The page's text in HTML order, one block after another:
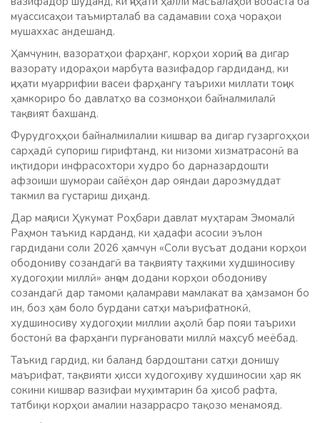
муассисаҳои таъмирталаб ва садамавии соҳа чораҳои
мушаххас андешанд.
Ҳамчунин, вазоратҳои фарҳанг, корҳои хориҷӣ ва дигар
вазорату идораҳои марбута вазифадор гардиданд, ки
ҷиҳати муаррифии васеи фарҳангу таърихи миллати тоҷик
ҳамкориро бо давлатҳо ва созмонҳои байналмилалӣ
тақвият бахшанд.
Фурудгоҳҳои байналмилалии кишвар ва дигар гузаргоҳҳои
сарҳадӣ супориш гирифтанд, ки низоми хизматрасонӣ ва
иқтидори инфрасохтори худро бо дарназардошти
афзоиши шумораи сайёҳон дар ояндаи дарозмуддат
такмил ва густариш диҳанд.
Дар маҷлиси Ҳукумат Роҳбари давлат муҳтарам Эмомалӣ
Раҳмон таъкид карданд, ки ҳадафи асосии эълон
гардидани соли 2026 ҳамчун «Соли вусъат додани корҳои
ободониву созандагӣ ва тақвияту таҳкими худшиносиву
худогоҳии миллӣ» анҷом додани корҳои ободониву
созандагӣ дар тамоми қаламрави мамлакат ва ҳамзамон бо
ин, боз ҳам боло бурдани сатҳи маърифатнокӣ,
худшиносиву худогоҳии миллии аҳолӣ бар пояи таърихи
бостонӣ ва фарҳанги пурғановати миллӣ маҳсуб меёбад.
Таъкид гардид, ки баланд бардоштани сатҳи донишу
маърифат, тақвияти ҳисси худогоҳиву худшиносии ҳар як
сокини кишвар вазифаи муҳимтарин ба ҳисоб рафта,
татбиқи корҳои амалии назаррасро тақозо менамояд.